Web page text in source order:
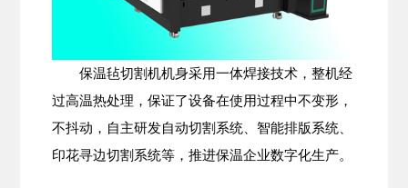
保温毡切割机机身采用一体焊接技术，整机经
过高温热处理，保证了设备在使用过程中不变形，
不抖动，自主研发自动切割系统、智能排版系统、
印花寻边切割系统等，推进保温企业数字化生产。